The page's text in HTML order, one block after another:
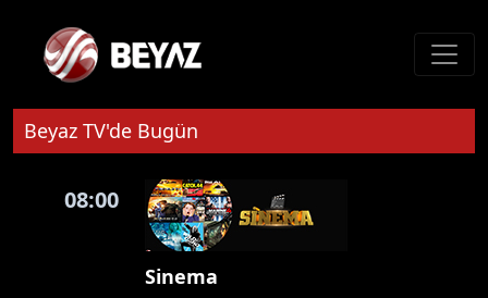
Beyaz TV'de Bugün
08:00
Sinema